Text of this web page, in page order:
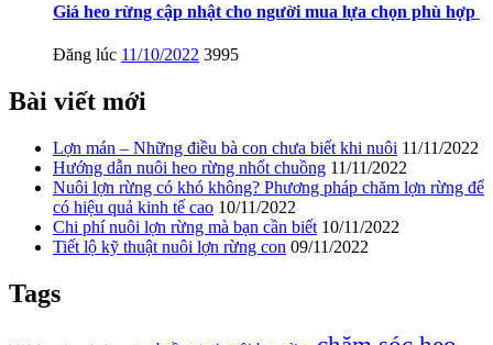
Giá heo rừng cập nhật cho người mua lựa chọn phù hợp
Đăng lúc 11/10/2022 3995
Bài viết mới
Lợn mán – Những điều bà con chưa biết khi nuôi 11/11/2022
Hướng dẫn nuôi heo rừng nhốt chuồng 11/11/2022
Nuôi lợn rừng có khó không? Phương pháp chăm lợn rừng để
có hiệu quả kinh tế cao 10/11/2022
Chi phí nuôi lợn rừng mà bạn cần biết 10/11/2022
Tiết lộ kỹ thuật nuôi lợn rừng con 09/11/2022
Tags